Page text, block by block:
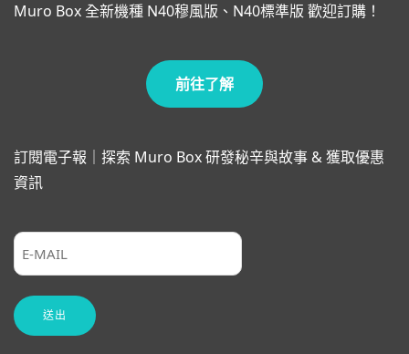
Muro Box 全新機種 N40穆風版、N40標準版 歡迎訂購！
前往了解
訂閱電子報｜探索 Muro Box 研發秘辛與故事 & 獲取優惠
資訊